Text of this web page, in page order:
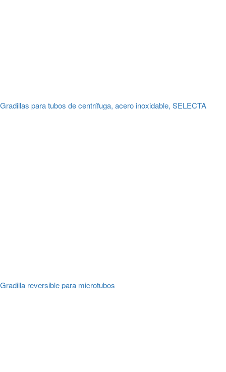
Gradillas para tubos de centrífuga, acero inoxidable, SELECTA
Gradilla reversible para microtubos